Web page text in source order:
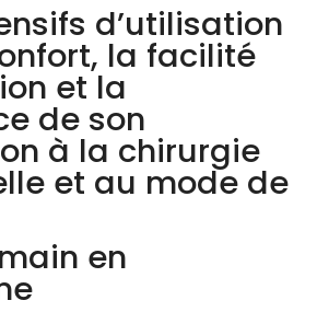
d’utilisation
la facilité
et la
de son
à la chirurgie
et au mode de
en